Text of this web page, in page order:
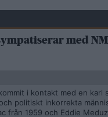
med
i kontakt med en karl
politiskt inkorrekta
från 1959 och Eddie